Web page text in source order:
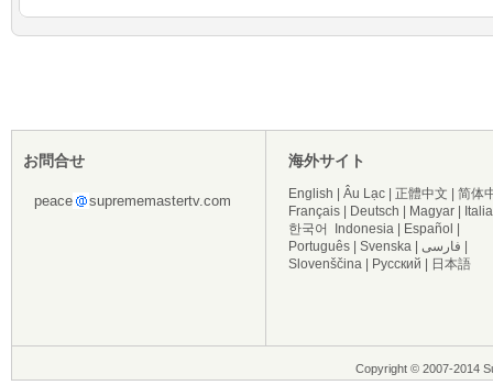
お問合せ
peace suprememastertv.com
海外サイト
English Âu Lạc 正體中文
简体
Français
Deutsch Magyar
한국어
Indonesia Español
Português
Svenska فارسی
Slovenščina
Русский 日本語
Copyright © 2007-2014